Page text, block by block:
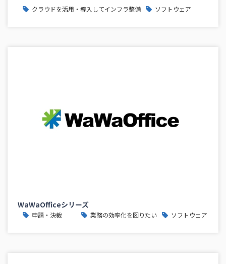
クラウドを活用・導入してインフラ整備
ソフトウェア
WaWaOfficeシリーズ
申請・決裁 業務の効率化を図りたい ソフトウェア